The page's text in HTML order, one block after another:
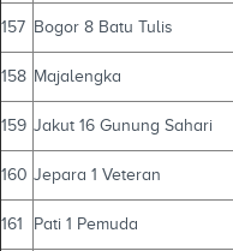
157 Bogor 8 Batu Tulis
158 Majalengka
159 Jakut 16 Gunung Sahari
160 Jepara 1 Veteran
161 Pati 1 Pemuda